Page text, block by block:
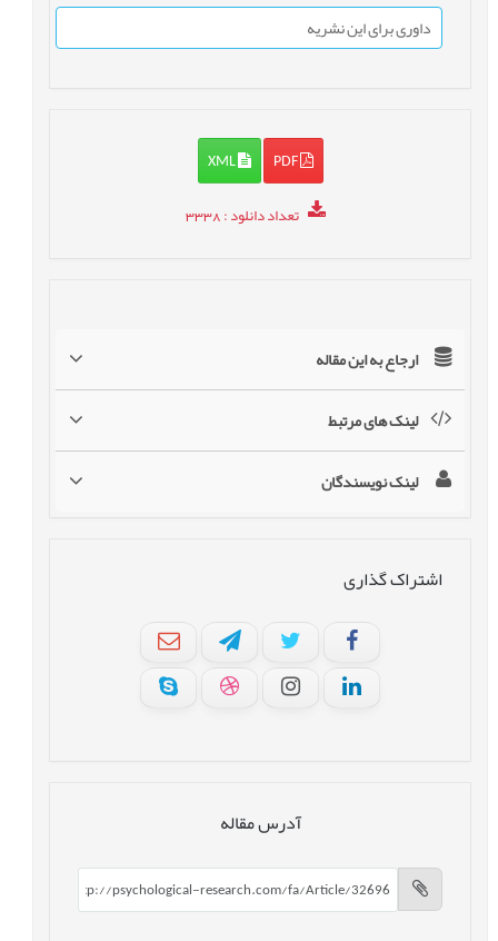
داوری برای این نشریه
PDF
XML
تعداد دانلود: 3338
ارجاع به این مقاله
لینک های مرتبط
لینک نویسندگان
اشتراک گذاری
آدرس مقاله